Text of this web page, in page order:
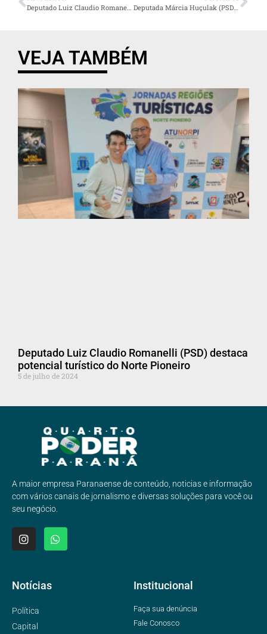
Deputado Luiz Claudio Romanelli (PSD) propõe observatório social para acompanhar pedágios do Paraná Deputada Márcia Huçulak (PSD) destaca recuperação habitacional e avanço urbanístico com Bairro Novo da Caximba
VEJA TAMBÉM
Deputado Luiz Claudio Romanelli (PSD) destaca
potencial turístico do Norte Pioneiro
5 de julho de 2024
A maior empresa Paranaense de conteúdo, noticias e informação
com vários canais de jornalismo e diversas soluções para você ou
seu negócio.
Notícias
Política
Capital
Institucional
Faça sua denúncia
Fale Conosco